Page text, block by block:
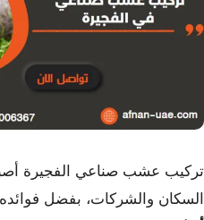
تركيب عشب صناعي الفجيرة
السكان والشركات، بفضل